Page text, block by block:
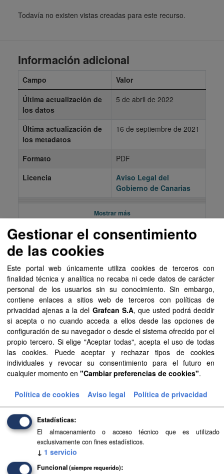
Todavía no existen vistas creadas para este recurso.
Recursos
Aprobación Definitiva...
Aprobación Definitiva...
Aprobación Definitiva...
Sentencia Judicial...
Sentencia Judicial...
Sentencia Judicial...
Aprobación Definitiva...
Aprobación Definitiva...
Aprobación Definitiva...
Aprobación Definitiva...
Información adicional
Campo
Valor
Última actualización de
los datos
5 de abril de 2022
Última actualización de
los metadatos
16 de septiembre de 2021
Formato
PDF
Licencia
Aviso Legal del
Gobierno de Canarias
Mostrar más
Gestionar el consentimiento
de las cookies
Este portal web únicamente utiliza cookies de terceros con
finalidad técnica y analítica no recaba ni cede datos de carácter
personal de los usuarios sin su conocimiento. Sin embargo,
contiene enlaces a sitios web de terceros con políticas de
privacidad ajenas a la del Grafcan S.A, que usted podrá decidir
si acepta o no cuando acceda a ellos desde las opciones de
configuración de su navegador o desde el sistema ofrecido por el
propio tercero. Si elige "Aceptar todas", acepta el uso de todas
las cookies. Puede aceptar y rechazar tipos de cookies
individuales y revocar su consentimiento para el futuro en
cualquier momento en "Cambiar preferencias de cookies".
Política de cookies Aviso legal Política de privacidad
Estadísticas
El almacenamiento o acceso técnico que es utilizado
exclusivamente con fines estadísticos.
↓ 1 servicio
Funcional (siempre requerido)